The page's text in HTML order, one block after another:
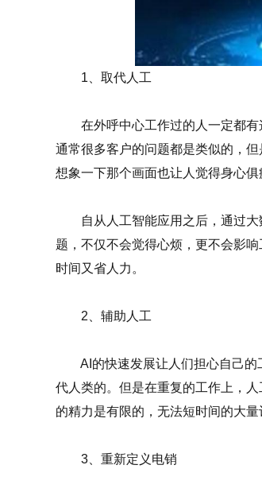
1、取代人工
在外呼中心工作过的人一定都有
通常很多客户的问题都是类似的，
想象一下那个画面也让人觉得身心俱
自从人工智能应用之后，通过大
题，不仅不会觉得心烦，更不会影
时间又省人力。
2、辅助人工
AI的快速发展让人们担心自己的
代人类的。但是在重复的工作上，
的精力是有限的，无法短时间的大
3、重新定义电销